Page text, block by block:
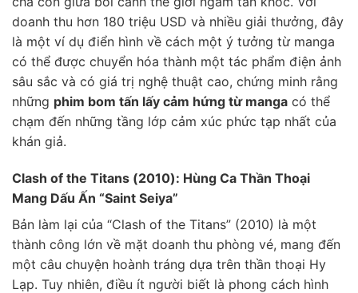
doanh thu hơn 180 triệu USD và nhiều giải thưởng, đây
là một ví dụ điển hình về cách một ý tưởng từ manga
có thể được chuyển hóa thành một tác phẩm điện ảnh
sâu sắc và có giá trị nghệ thuật cao, chứng minh rằng
những phim bom tấn lấy cảm hứng từ manga có thể
chạm đến những tầng lớp cảm xúc phức tạp nhất của
khán giả.
Clash of the Titans (2010): Hùng Ca Thần Thoại
Mang Dấu Ấn “Saint Seiya”
Bản làm lại của “Clash of the Titans” (2010) là một
thành công lớn về mặt doanh thu phòng vé, mang đến
một câu chuyện hoành tráng dựa trên thần thoại Hy
Lạp. Tuy nhiên, điều ít người biết là phong cách hình